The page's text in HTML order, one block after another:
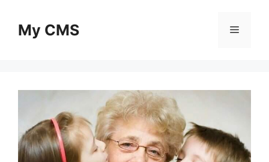
contentMy CMS Menu